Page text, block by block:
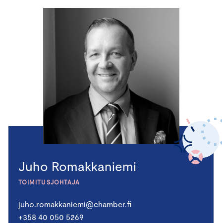
Juho Romakkaniemi
TOIMITUSJOHTAJA
juho.romakkaniemi@chamber.fi
+358 40 050 5269